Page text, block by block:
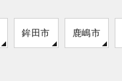
鉾田市 鹿嶋市